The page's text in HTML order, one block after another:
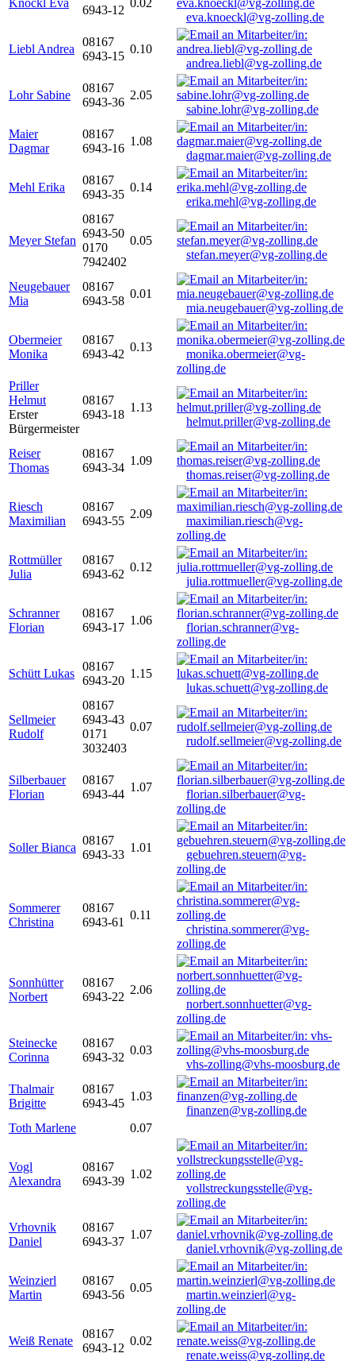
Knöckl Eva
6943-12
0.02
eva.knoeckl@vg-zolling.de
Liebl Andrea
08167
6943-15
0.10
andrea.liebl@vg-zolling.de
Lohr Sabine
08167
6943-36
2.05
sabine.lohr@vg-zolling.de
Maier
Dagmar
08167
6943-16
1.08
dagmar.maier@vg-zolling.de
Mehl Erika
08167
6943-35
0.14
erika.mehl@vg-zolling.de
Meyer Stefan
08167
6943-50
0170
7942402
0.05
stefan.meyer@vg-zolling.de
Neugebauer
Mia
08167
6943-58
0.01
mia.neugebauer@vg-zolling.de
Obermeier
Monika
08167
6943-42
0.13
monika.obermeier@vg-
zolling.de
Priller
Helmut
Erster
Bürgermeister
08167
6943-18
1.13
helmut.priller@vg-zolling.de
Reiser
Thomas
08167
6943-34
1.09
thomas.reiser@vg-zolling.de
Riesch
Maximilian
08167
6943-55
2.09
maximilian.riesch@vg-
zolling.de
Rottmüller
Julia
08167
6943-62
0.12
julia.rottmueller@vg-zolling.de
Schranner
Florian
08167
6943-17
1.06
florian.schranner@vg-
zolling.de
Schütt Lukas
08167
6943-20
1.15
lukas.schuett@vg-zolling.de
Sellmeier
Rudolf
08167
6943-43
0171
3032403
0.07
rudolf.sellmeier@vg-zolling.de
Silberbauer
Florian
08167
6943-44
1.07
florian.silberbauer@vg-
zolling.de
Soller Bianca
08167
6943-33
1.01
gebuehren.steuern@vg-
zolling.de
Sommerer
Christina
08167
6943-61
0.11
christina.sommerer@vg-
zolling.de
Sonnhütter
Norbert
08167
6943-22
2.06
norbert.sonnhuetter@vg-
zolling.de
Steinecke
Corinna
08167
6943-32
0.03
vhs-zolling@vhs-moosburg.de
Thalmair
Brigitte
08167
6943-45
1.03
finanzen@vg-zolling.de
Toth Marlene
0.07
Vogl
Alexandra
08167
6943-39
1.02
vollstreckungsstelle@vg-
zolling.de
Vrhovnik
Daniel
08167
6943-37
1.07
daniel.vrhovnik@vg-zolling.de
Weinzierl
Martin
08167
6943-56
0.05
martin.weinzierl@vg-
zolling.de
Weiß Renate
08167
6943-12
0.02
renate.weiss@vg-zolling.de